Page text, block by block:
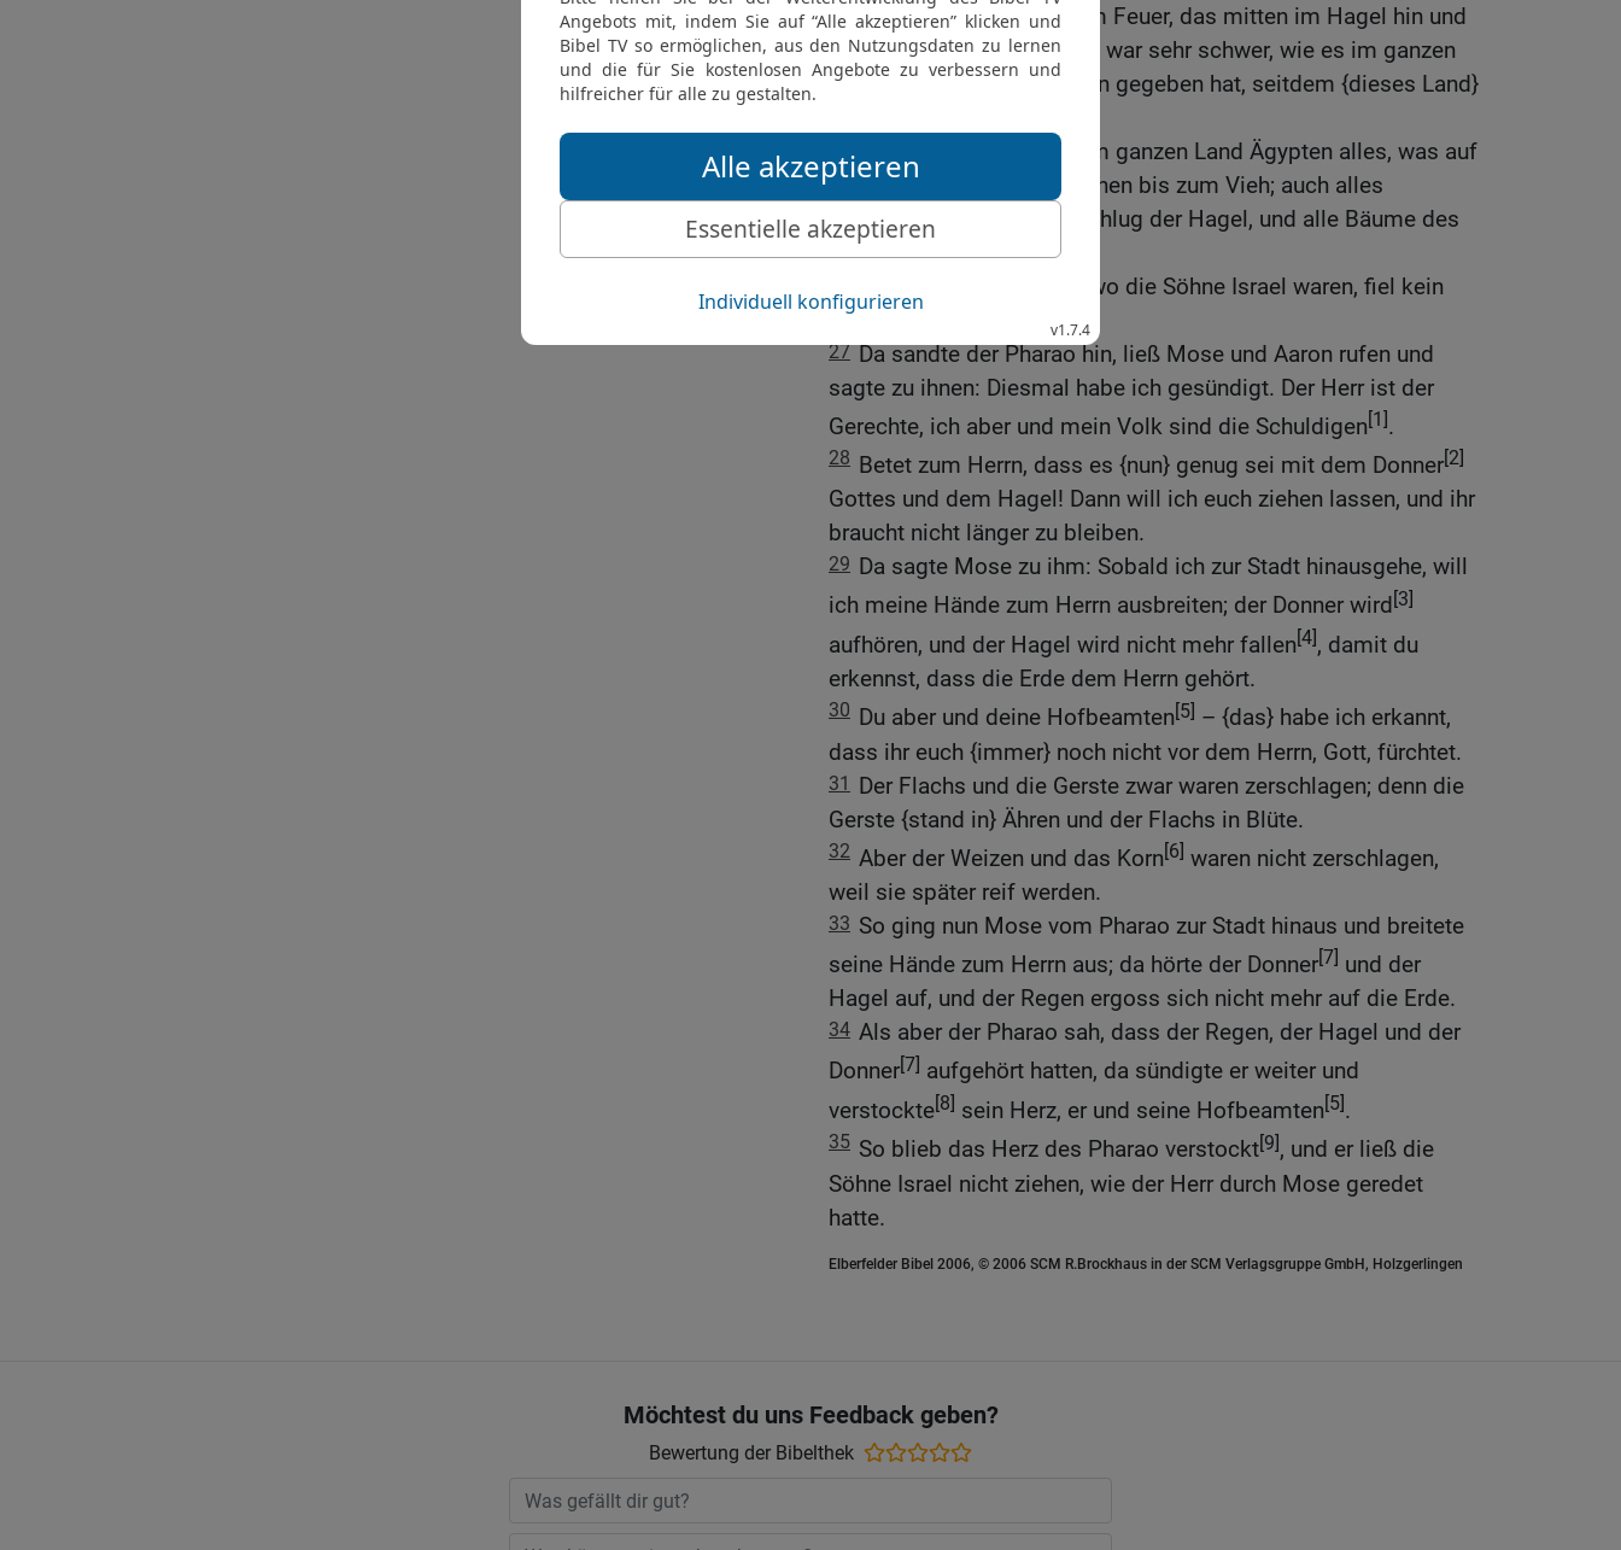
24
Und mit dem Hagel kam Feuer, das mitten im Hagel hin und
her zuckte; {und der Hagel} war sehr schwer, wie es im ganzen
Land Ägypten {noch} keinen gegeben hat, seitdem {dieses Land}
Und der Hagel schlug im ganzen Land Ägypten alles, was auf
dem Feld war, vom Menschen bis zum Vieh; auch alles
Gewächs des Feldes zerschlug der Hagel, und alle Bäume des
Feldes zerbrach er.
Nur im Land Goschen, wo die Söhne Israel waren, fiel kein
Hagel.
27 Da sandte der Pharao hin, ließ Mose und Aaron rufen und
sagte zu ihnen: Diesmal habe ich gesündigt. Der Herr ist der
Gerechte, ich aber und mein Volk sind die Schuldigen[1].
28 Betet zum Herrn, dass es {nun} genug sei mit dem Donner[2]
Gottes und dem Hagel! Dann will ich euch ziehen lassen, und ihr
braucht nicht länger zu bleiben.
29 Da sagte Mose zu ihm: Sobald ich zur Stadt hinausgehe, will
ich meine Hände zum Herrn ausbreiten; der Donner wird[3]
aufhören, und der Hagel wird nicht mehr fallen[4], damit du
erkennst, dass die Erde dem Herrn gehört.
30 Du aber und deine Hofbeamten[5] – {das} habe ich erkannt,
dass ihr euch {immer} noch nicht vor dem Herrn, Gott, fürchtet.
31 Der Flachs und die Gerste zwar waren zerschlagen; denn die
Gerste {stand in} Ähren und der Flachs in Blüte.
32 Aber der Weizen und das Korn[6] waren nicht zerschlagen,
weil sie später reif werden.
33 So ging nun Mose vom Pharao zur Stadt hinaus und breitete
seine Hände zum Herrn aus; da hörte der Donner[7] und der
Hagel auf, und der Regen ergoss sich nicht mehr auf die Erde.
34 Als aber der Pharao sah, dass der Regen, der Hagel und der
Donner[7] aufgehört hatten, da sündigte er weiter und
verstockte[8] sein Herz, er und seine Hofbeamten[5].
35 So blieb das Herz des Pharao verstockt[9], und er ließ die
Söhne Israel nicht ziehen, wie der Herr durch Mose geredet
hatte.
Elberfelder Bibel 2006, © 2006 SCM R.Brockhaus in der SCM Verlagsgruppe GmbH, Holzgerlingen
Möchtest du uns Feedback geben?
Bewertung der Bibelthek